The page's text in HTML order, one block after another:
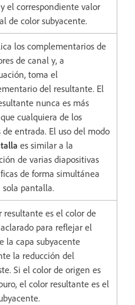
el correspondiente valor
de color subyacente.
los complementarios de
de canal y, a
toma el
del resultante. El
nunca es más
cualquiera de los
de entrada. El uso del modo
es similar a la
de varias diapositivas
de forma simultánea
pantalla.
resultante es el color de
para reflejar el
la capa subyacente
la reducción del
Si el color de origen es
el color resultante es el